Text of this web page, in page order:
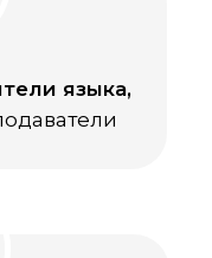
языка,